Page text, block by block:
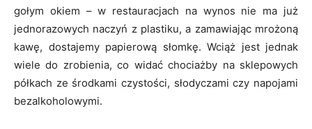
gołym okiem – w restauracjach na wynos nie ma już
jednorazowych naczyń z plastiku, a zamawiając mrożoną
kawę, dostajemy papierową słomkę. Wciąż jest jednak
wiele do zrobienia, co widać chociażby na sklepowych
półkach ze środkami czystości, słodyczami czy napojami
bezalkoholowymi.